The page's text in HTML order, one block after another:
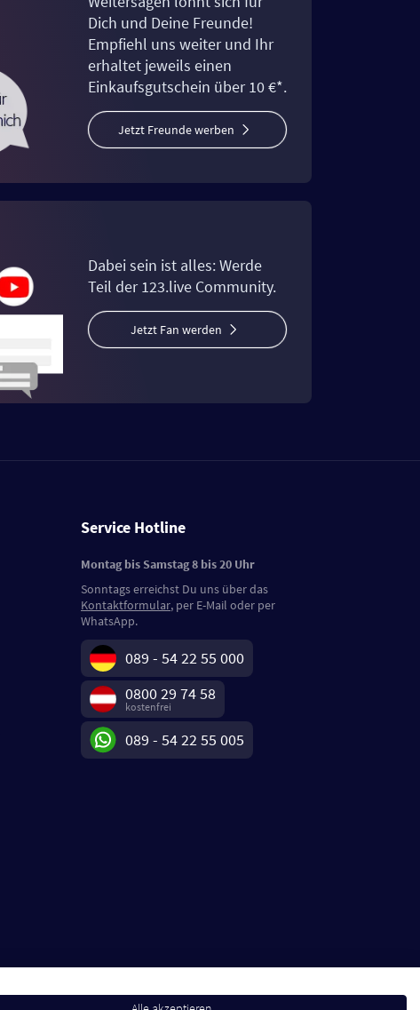
Dich und Deine Freunde!
Empfiehl uns weiter und Ihr
erhaltet jeweils einen
Einkaufsgutschein über 10 €*.
Jetzt Freunde werben
Dabei sein ist alles: Werde
Teil der 123.live Community.
Jetzt Fan werden
Service Hotline
Montag bis Samstag 8 bis 20 Uhr
Sonntags erreichst Du uns über das
Kontaktformular, per E-Mail oder per
WhatsApp.
089 - 54 22 55 000
0800 29 74 58
kostenfrei
089 - 54 22 55 005